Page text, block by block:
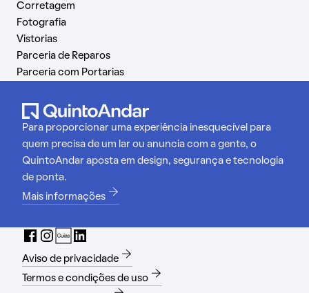
Corretagem
Fotografia
Vistorias
Parceria de Reparos
Parceria com Portarias
Para proporcionar uma experiência inesquecível para
quem precisa de um lar ou anuncia com a gente, o
QuintoAndar aposta em design, segurança e tecnologia
de ponta.
Mais informações
Aviso de privacidade
Termos e condições de uso